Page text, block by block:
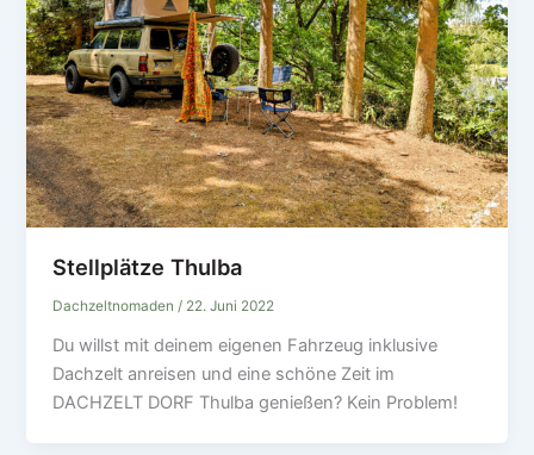
Stellplätze Thulba
Dachzeltnomaden/ 22. Juni 2022
Du willst mit deinem eigenen Fahrzeug inklusive
Dachzelt anreisen und eine schöne Zeit im
DACHZELT DORF Thulba genießen? Kein Problem!